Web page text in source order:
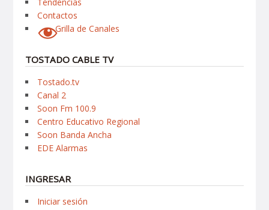
Contactos
Grilla de Canales
TOSTADO CABLE TV
Tostado.tv
Canal 2
Soon Fm 100.9
Centro Educativo Regional
Soon Banda Ancha
EDE Alarmas
INGRESAR
Iniciar sesión